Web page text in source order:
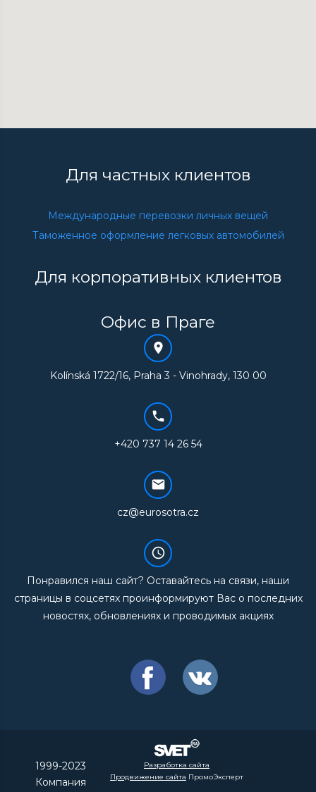
Для частных клиентов
Международные перевозки личных вещей
Таможенное оформление легковых автомобилей
Для корпоративных клиентов
Офис в Праге
Kolínská 1722/16, Praha 3 - Vinohrady, 130 00
+420 737 14 26 54
cz@eurosotra.cz
Понравился наш сайт? Оставайтесь на связи, наши
страницы в соцсетях проинформируют Вас о последних
новостях, обновлениях и проводимых акциях
Разработка сайта
Продвижение сайта ПромоЭксперт
1999-2023
Компания